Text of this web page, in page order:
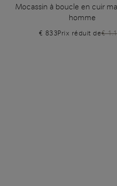
Mocassin à boucle en cuir
homme
€ 833Prix réduit de€